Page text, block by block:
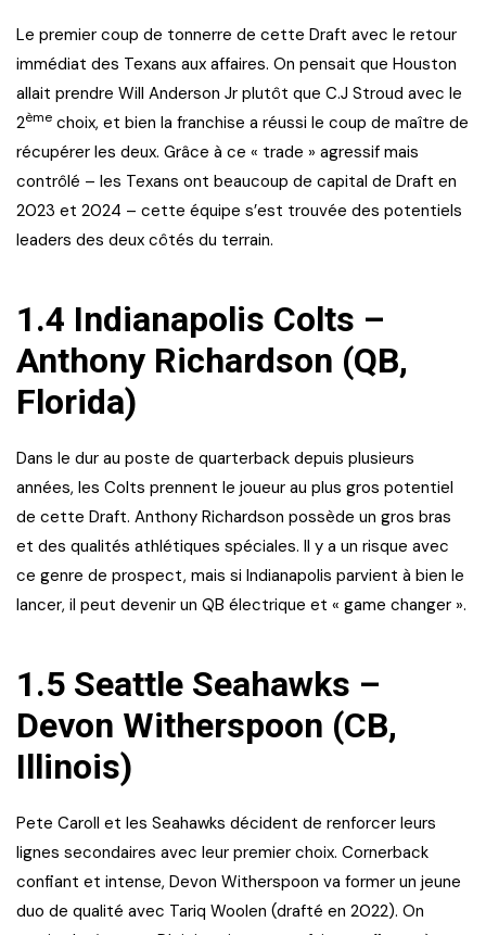
Le premier coup de tonnerre de cette Draft avec le retour
immédiat des Texans aux affaires. On pensait que Houston
allait prendre Will Anderson Jr plutôt que C.J Stroud avec le
2ème choix, et bien la franchise a réussi le coup de maître de
récupérer les deux. Grâce à ce « trade » agressif mais
contrôlé – les Texans ont beaucoup de capital de Draft en
2023 et 2024 – cette équipe s’est trouvée des potentiels
leaders des deux côtés du terrain.
1.4 Indianapolis Colts –
Anthony Richardson (QB,
Florida)
Dans le dur au poste de quarterback depuis plusieurs
années, les Colts prennent le joueur au plus gros potentiel
de cette Draft. Anthony Richardson possède un gros bras
et des qualités athlétiques spéciales. Il y a un risque avec
ce genre de prospect, mais si Indianapolis parvient à bien le
lancer, il peut devenir un QB électrique et « game changer ».
1.5 Seattle Seahawks –
Devon Witherspoon (CB,
Illinois)
Pete Caroll et les Seahawks décident de renforcer leurs
lignes secondaires avec leur premier choix. Cornerback
confiant et intense, Devon Witherspoon va former un jeune
duo de qualité avec Tariq Woolen (drafté en 2022). On